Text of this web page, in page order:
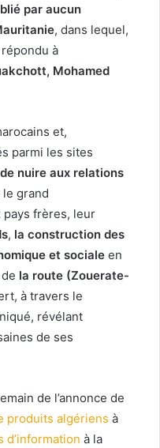
par aucun
, dans lequel,
à
Mohamed
et,
parmi les sites
nuire aux relations
le grand
frères, leur
, la construction des
et sociale en
la route (Zouerate-
à travers le
révélant
de ses
de l’annonce de
produits algériens à
d’information à la